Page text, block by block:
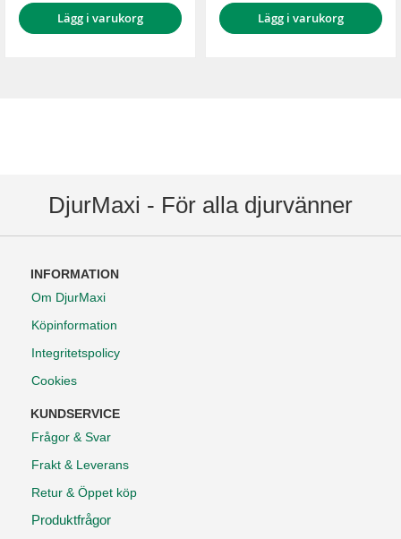
Lägg i varukorg Lägg i varukorg
DjurMaxi - För alla djurvänner
INFORMATION
Om DjurMaxi
Köpinformation
Integritetspolicy
Cookies
KUNDSERVICE
Frågor & Svar
Frakt & Leverans
Retur & Öppet köp
Produktfrågor